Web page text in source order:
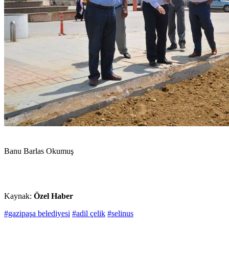
Banu Barlas Okumuş
Kaynak: Özel Haber
#gazipaşa belediyesi #adil çelik #selinus